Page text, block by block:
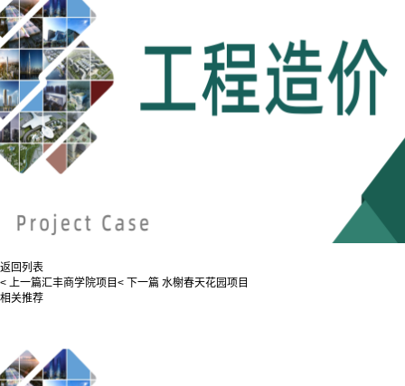
返回列表
< 上一篇汇丰商学院项目 < 下一篇 水榭春天花园项目
相关推荐